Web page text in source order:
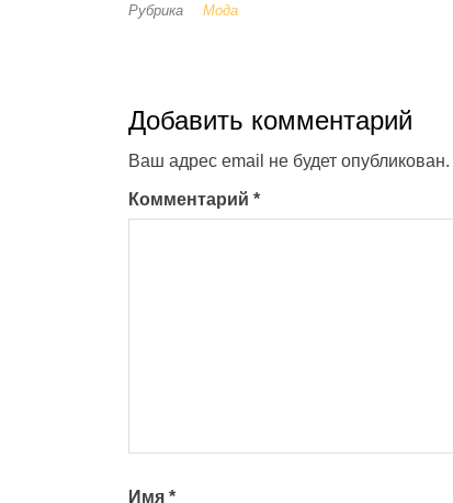
Рубрика Мода
Добавить комментарий
Ваш адрес email не будет опубликован.
Комментарий *
Имя *